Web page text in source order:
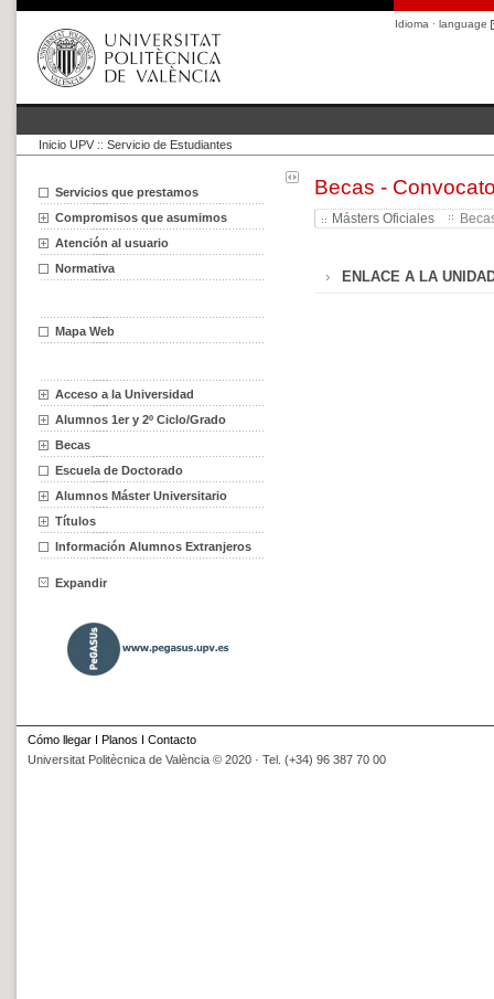
Idioma · language
Inicio UPV :: Servicio de Estudiantes
Servicios que prestamos
Compromisos que asumimos
Atención al usuario
Normativa
Mapa Web
Acceso a la Universidad
Alumnos 1er y 2º Ciclo/Grado
Becas
Escuela de Doctorado
Alumnos Máster Universitario
Títulos
Información Alumnos Extranjeros
Expandir
Becas -
Másters Oficiales
ENLACE A LA
Cómo llegar I Planos I Contacto
Universitat Politècnica de València © 2020 · Tel. (+34) 96 387 70 00